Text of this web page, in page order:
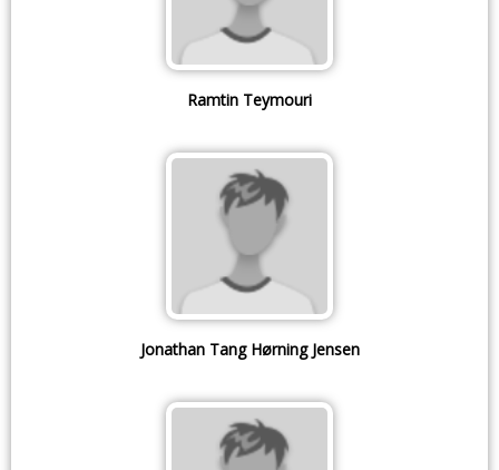
Ramtin Teymouri
Jonathan Tang Hørning Jensen